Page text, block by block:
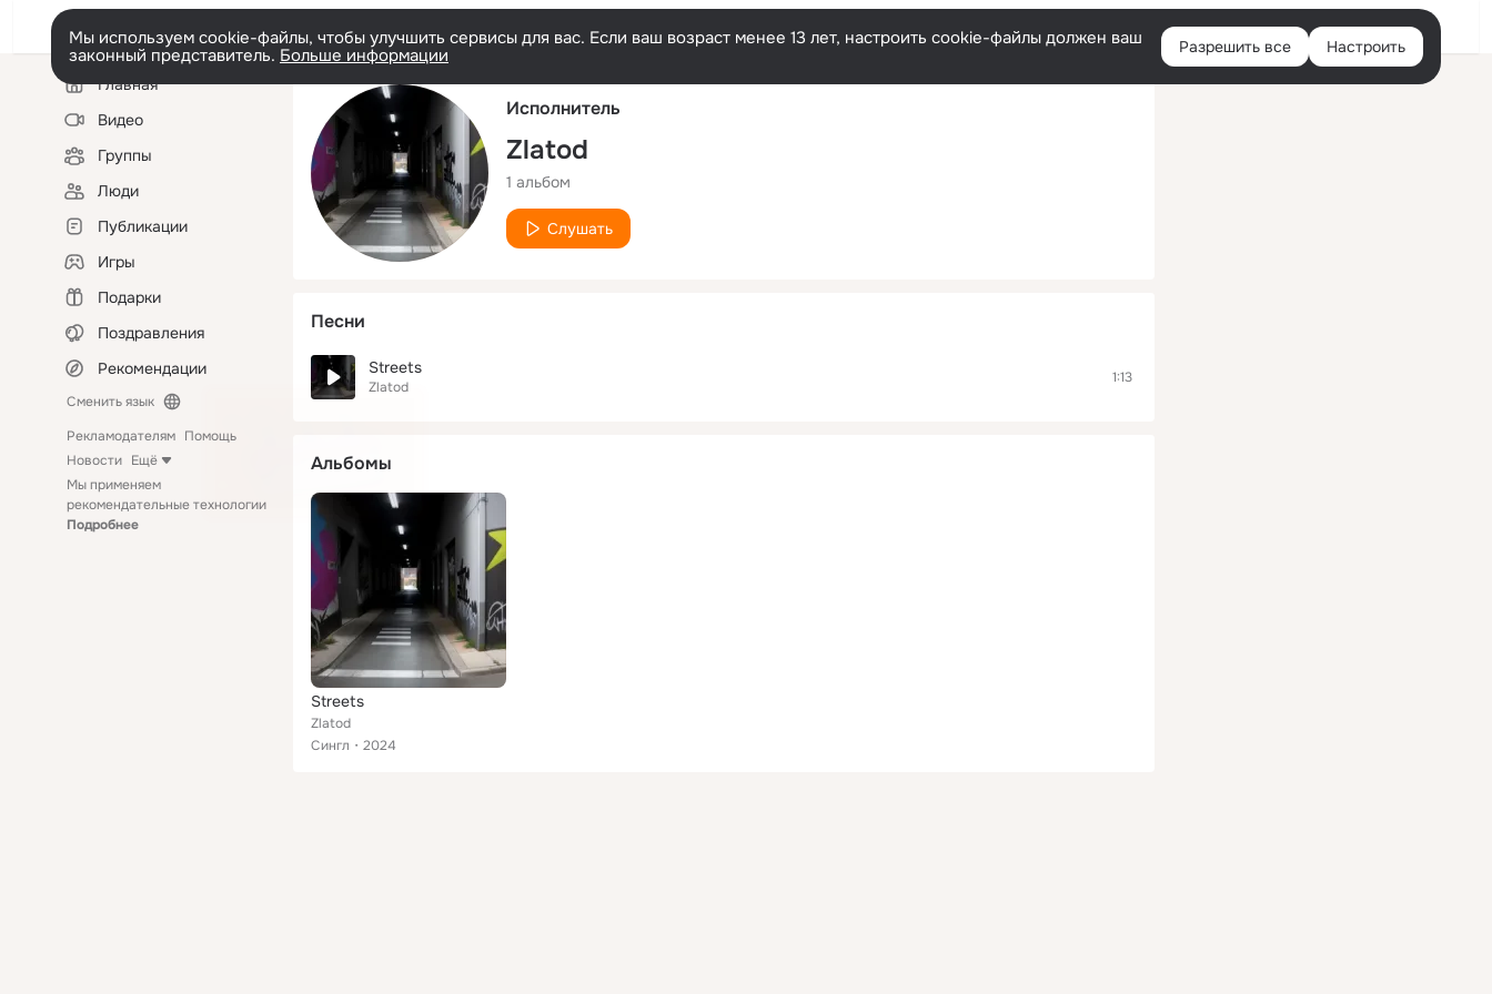
Русский Войти
Мы используем cookie-файлы, чтобы улучшить сервисы для вас. Если ваш возраст менее 13 лет, настроить cookie-файлы должен ваш
законный представитель. Больше информации Разрешить все Настроить
Левая
колонкаГлавная
Видео
Группы
Люди
Публикации
Игры
Подарки
Поздравления
Рекомендации
Сменить язык
Рекламодателям Помощь
Новости Ещё
Мы применяем
рекомендательные технологии
Подробнее
Исполнитель
Zlatod
1 альбом
Слушать
Песни
Streets
Zlatod
1:13
Альбомы
Streets
Zlatod
Сингл
2024